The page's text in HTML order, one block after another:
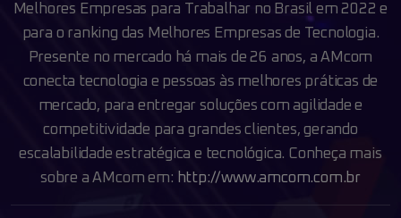
Melhores Empresas para Trabalhar no Brasil em 2022 e
para o ranking das Melhores Empresas de Tecnologia.
Presente no mercado há mais de 26 anos, a AMcom
conecta tecnologia e pessoas às melhores práticas de
mercado, para entregar soluções com agilidade e
competitividade para grandes clientes, gerando
escalabilidade estratégica e tecnológica. Conheça mais
sobre a AMcom em: http://www.amcom.com.br